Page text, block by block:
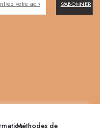
S'ABONNER
Méthodes de